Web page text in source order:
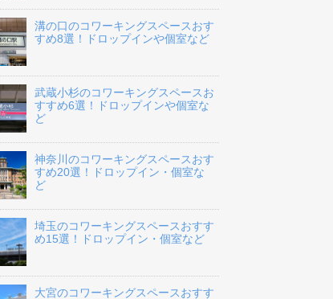
溝の口のコワーキングスペースおす
すめ8選！ドロップインや個室など
武蔵小杉のコワーキングスペースお
すすめ6選！ドロップインや個室な
ど
神奈川のコワーキングスペースおす
すめ20選！ドロップイン・個室な
ど
埼玉のコワーキングスペースおすす
め15選！ドロップイン・個室など
大宮のコワーキングスペースおすす